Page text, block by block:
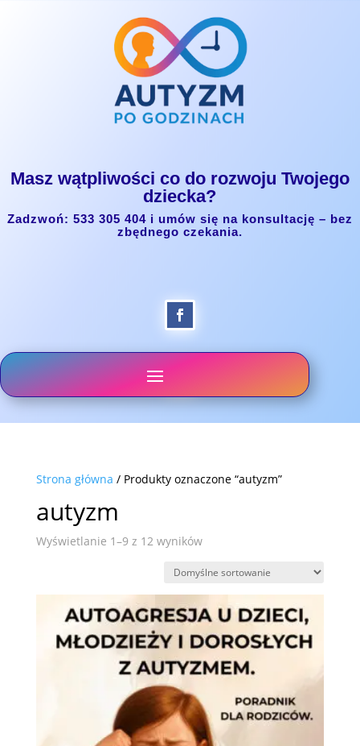
Masz wątpliwości co do rozwoju Twojego
dziecka?
Zadzwoń: 533 305 404 i umów się na konsultację – bez
zbędnego czekania.
Strona główna / Produkty oznaczone “autyzm”
autyzm
Wyświetlanie 1–9 z 12 wyników